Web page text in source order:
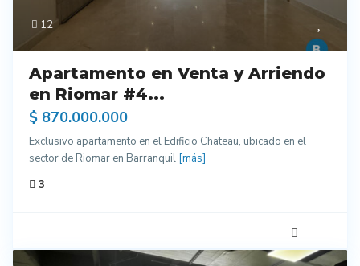
12
Apartamento en Venta y Arriendo
en Riomar #4...
$ 870.000.000
Exclusivo apartamento en el Edificio Chateau, ubicado en el
sector de Riomar en Barranquil [más]
3